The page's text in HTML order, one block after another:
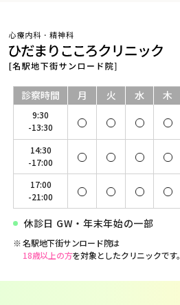
診察時間 月 火 水 木
9:30
-13:30
14:30
-17:00
17:00
-21:00
休診日 GW・年末年始の一部
名駅地下街サンロード院は
18歳以上の方を対象としたクリニックです。